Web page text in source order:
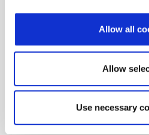
Allow all
Allow
Use necessary
Cijene vrijednosnih papira